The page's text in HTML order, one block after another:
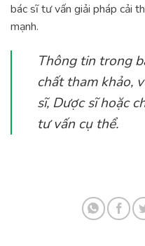
bác sĩ tư vấn giải pháp cải
mạnh.
Thông tin trong
chất tham khảo,
sĩ, Dược sĩ hoặc
tư vấn cụ thể.